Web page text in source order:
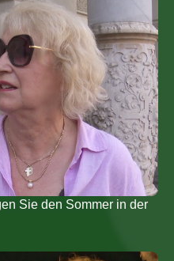
Sie den Sommer in der